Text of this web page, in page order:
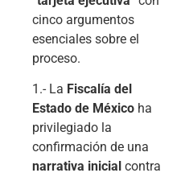
cinco argumentos
esenciales sobre el
proceso.
1.- La Fiscalía del
Estado de México ha
privilegiado la
confirmación de una
narrativa inicial contra